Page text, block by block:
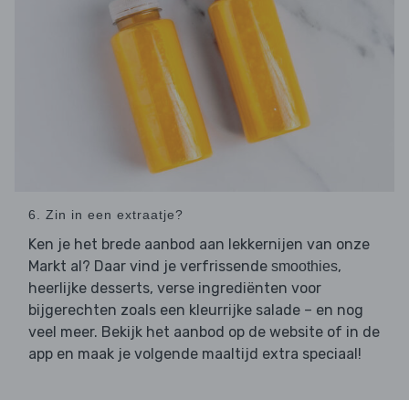
6. Zin in een extraatje?
Ken je het brede aanbod aan lekkernijen van onze
Markt al? Daar vind je verfrissende smoothies,
heerlijke desserts, verse ingrediënten voor
bijgerechten zoals een kleurrijke salade – en nog
veel meer. Bekijk het aanbod op de website of in de
app en maak je volgende maaltijd extra speciaal!